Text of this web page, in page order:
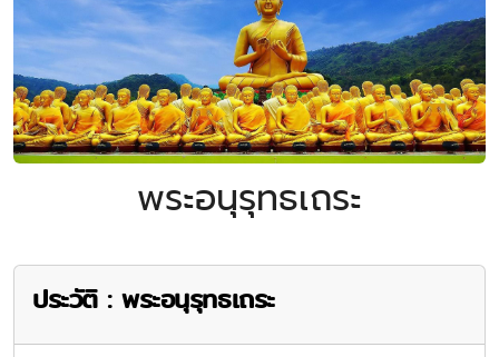
พระอนุรุทธเถระ
ประวัติ : พระอนุรุทธเถระ